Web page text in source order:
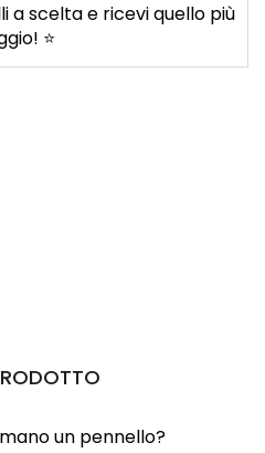
a scelta e ricevi quello più
⭐
un pennello?